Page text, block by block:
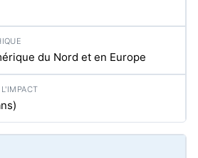
du Nord et en Europe